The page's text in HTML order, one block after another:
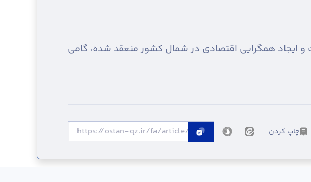
و ایجاد همگرایی اقتصادی در شمال کشور منعقد شده، گامی
چاپ کردن